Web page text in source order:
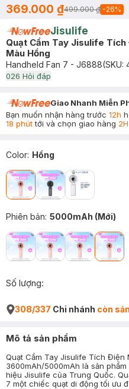
369.000 ₫499.000 ₫ -26%
Jisulife
Quạt Cầm Tay Jisulife
Màu Hồng
Handheld Fan 7 - J6888(SKU:
026 Hỏi đáp
Giao Nhanh Miễn
Bạn muốn nhận hàng trước 12h
18 phúttới và chọn giao hàng 2H
Color: Hồng
Phiên bản: 5000mAh (Mới)
Số lượng:
308/337 Chi nhánh còn
Mô tả sản phẩm
Quạt Cầm Tay Jisulife Tích Điện
3600mAh/5000mAh là sản
hiệu Jisulife của Trung Quốc.
7 một chiếc quạt di động tối ưu